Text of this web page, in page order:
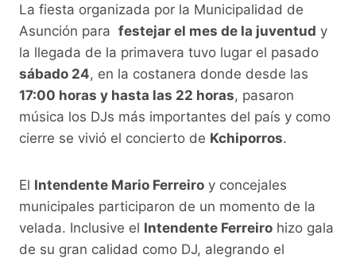
c
e
b
o
o
k
itt
er
at
s
A
p
p
p
y
Li
n
k
e
gr
a
m
La fiesta organizada por la Municipalidad de
Asunción para festejar el mes de la juventud y
la llegada de la primavera tuvo lugar el pasado
sábado 24, en la costanera donde desde las
17:00 horas y hasta las 22 horas, pasaron
música los DJs más importantes del país y como
cierre se vivió el concierto de Kchiporros.
El Intendente Mario Ferreiro y concejales
municipales participaron de un momento de la
velada. Inclusive el Intendente Ferreiro hizo gala
de su gran calidad como DJ, alegrando el